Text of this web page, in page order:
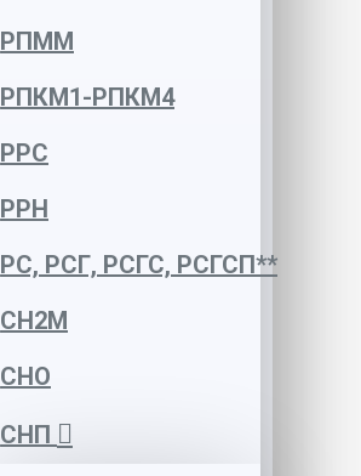
РПММ
РПКМ1-РПКМ4
РРС
РРН
РС, РСГ, РСГС, РСГСП**
СН2М
СНО
СНП